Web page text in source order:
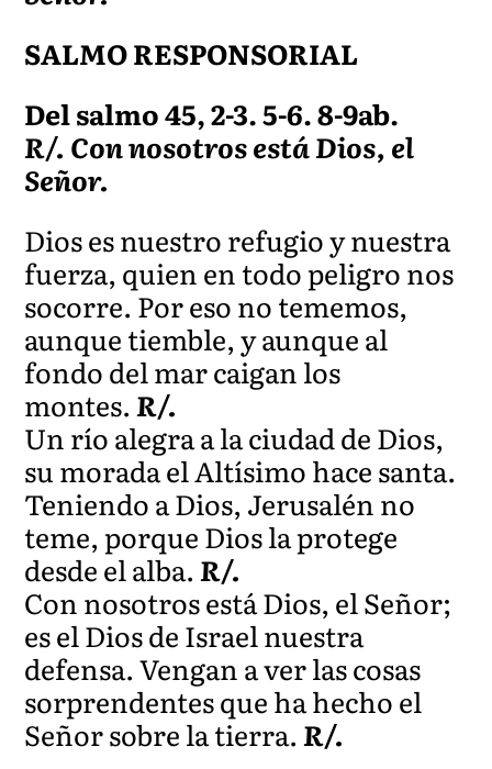
SALMO RESPONSORIAL
Del salmo 45, 2-3. 5-6. 8-9ab.
R/. Con nosotros está Dios, el
Señor.
Dios es nuestro refugio y nuestra
fuerza, quien en todo peligro nos
socorre. Por eso no tememos,
aunque tiemble, y aunque al
fondo del mar caigan los
montes.R/.
Un río alegra a la ciudad de Dios,
su morada el Altísimo hace santa.
Teniendo a Dios, Jerusalén no
teme, porque Dios la protege
desde el alba.R/.
Con nosotros está Dios, el Señor;
es el Dios de Israel nuestra
defensa. Vengan a ver las cosas
sorprendentes que ha hecho el
Señor sobre la tierra.R/.